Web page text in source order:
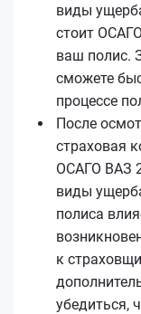
виды
стоит
ваш полис.
сможете
процессе
После
страховая
ОСАГО ВАЗ
виды
полиса
к
убедиться,